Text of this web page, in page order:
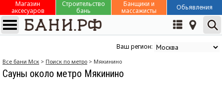
Магазин
аксесуаров
Строительство
бань
Банщики и
массажисты
Обьявления
Ваш регион:
Все бани Мск > Поиск по метро > Мякинино
Сауны около метро Мякинино